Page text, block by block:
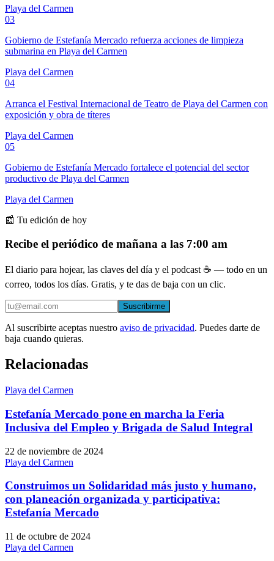
Playa del Carmen
03
Gobierno de Estefanía Mercado refuerza acciones de limpieza
submarina en Playa del Carmen
Playa del Carmen
04
Arranca el Festival Internacional de Teatro de Playa del Carmen con
exposición y obra de títeres
Playa del Carmen
05
Gobierno de Estefanía Mercado fortalece el potencial del sector
productivo de Playa del Carmen
Playa del Carmen
📰 Tu edición de hoy
Recibe el periódico de mañana a las 7:00 am
El diario para hojear, las claves del día y el podcast ☕ — todo en un
correo, todos los días. Gratis, y te das de baja con un clic.
Suscribirme
Al suscribirte aceptas nuestro aviso de privacidad. Puedes darte de
baja cuando quieras.
Relacionadas
Playa del Carmen
Estefanía Mercado pone en marcha la Feria
Inclusiva del Empleo y Brigada de Salud Integral
22 de noviembre de 2024
Playa del Carmen
Construimos un Solidaridad más justo y humano,
con planeación organizada y participativa:
Estefanía Mercado
11 de octubre de 2024
Playa del Carmen